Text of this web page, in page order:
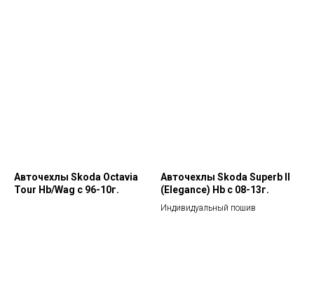
Авточехлы Skoda Octavia
Tour Hb/Wag с 96-10г.
Авточехлы Skoda Superb II
(Elegance) Hb с 08-13г.
Индивидуальный пошив